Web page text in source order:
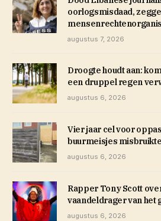
oorlogsmisdaad,
augustus 7, 2026
Droogte houdt aan:
een druppel regen
augustus 6, 2026
Vier jaar cel voor
buurmeisjes misbruikte
augustus 6, 2026
Rapper Tony Scott
vaandeldrager van het
augustus 6, 2026